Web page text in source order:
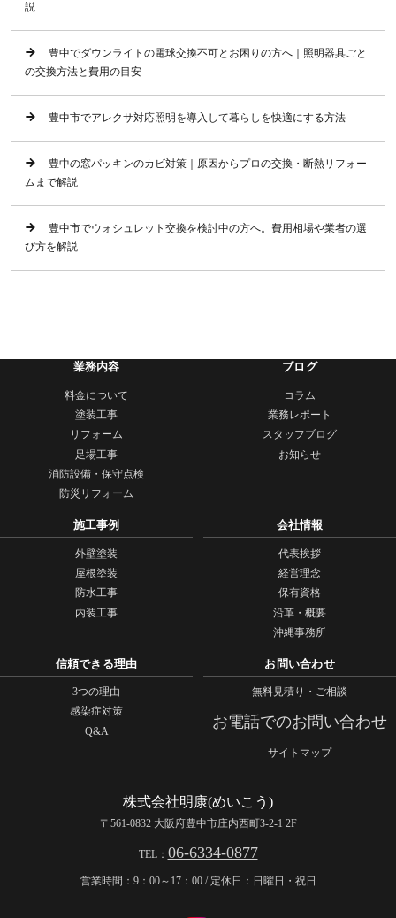
説
豊中でダウンライトの電球交換不可とお困りの方へ｜照明器具ごと
の交換方法と費用の目安
豊中市でアレクサ対応照明を導入して暮らしを快適にする方法
豊中の窓パッキンのカビ対策｜原因からプロの交換・断熱リフォー
ムまで解説
豊中市でウォシュレット交換を検討中の方へ。費用相場や業者の選
び方を解説
業務内容
料金について
塗装工事
リフォーム
足場工事
消防設備・保守点検
防災リフォーム
ブログ
コラム
業務レポート
スタッフブログ
お知らせ
施工事例
外壁塗装
屋根塗装
防水工事
内装工事
会社情報
代表挨拶
経営理念
保有資格
沿革・概要
沖縄事務所
信頼できる理由
3つの理由
感染症対策
Q&A
お問い合わせ
無料見積り・ご相談
お電話でのお問い合わせ
サイトマップ
株式会社明康(めいこう)
〒561-0832 大阪府豊中市庄内西町3-2-1 2F
TEL： 06-6334-0877
営業時間：9：00～17：00 / 定休日：日曜日・祝日